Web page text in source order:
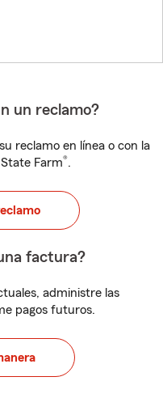
un reclamo?
reclamo en línea o con la
Farm®.
factura?
administre las
pagos futuros.